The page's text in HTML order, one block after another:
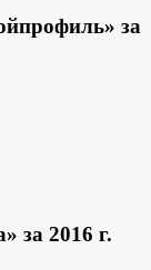
за
за 2016 г.